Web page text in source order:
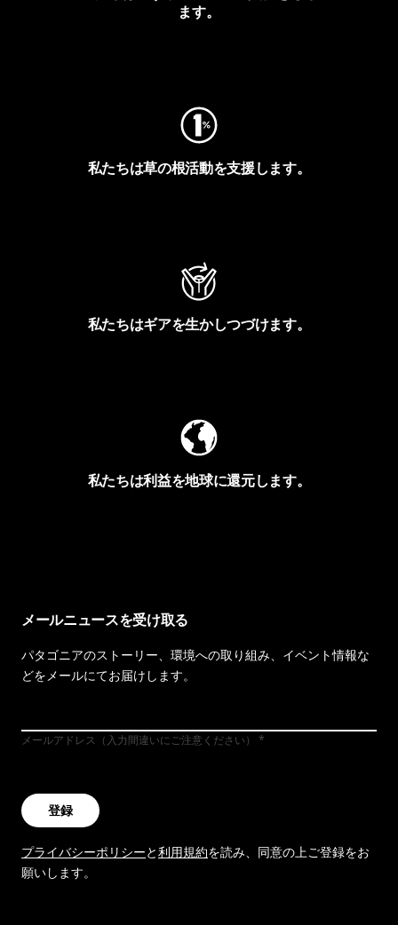
ます。
私たちは草の根活動を支援します。
私たちはギアを生かしつづけます。
私たちは利益を地球に還元します。
メールニュースを受け取る
パタゴニアのストーリー、環境への取り組み、イベント情報な
どをメールにてお届けします。
メールアドレス（入力間違いにご注意ください）
登録
プライバシーポリシーと利用規約を読み、同意の上ご登録をお
願いします。